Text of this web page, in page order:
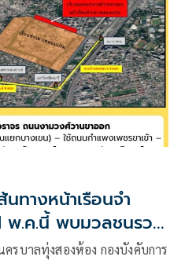
นทางหน้าเรือนจำ
พ.ค.นี้ พบมวลชนรวม
รบาลทุ่งสองห้อง กองบังคับการ